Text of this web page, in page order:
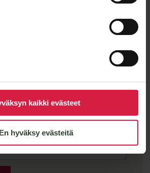
kaikki evästeet
En hyväksy evästeitä